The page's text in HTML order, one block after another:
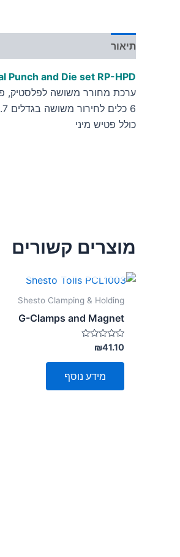
תיאור
Punch and Die set RP-HPD
ערכת מחורר משושה לפלסטיק,
6 כלים לחירור משושה בגדלים 0.7 עד 2.0 מ"מ במרווחי גודל של 2 מ"מ
כולל פטיש מיני
מוצרים קשורים
Shesto Clamping & Holding
G-Clamps and Magnet
דורג
0
מתוך
₪41.10
מידע נוסף